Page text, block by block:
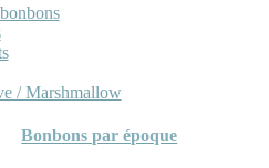
/ Marshmallow
Bonbons par époque